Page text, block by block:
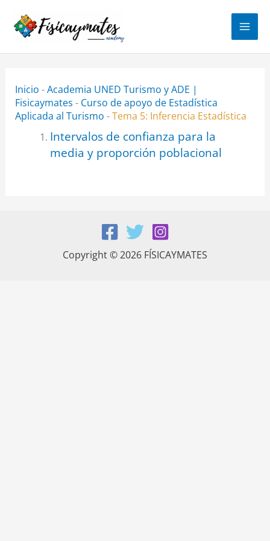
contenido
Inicio -Academia UNED Turismo y ADE |
Fisicaymates - Curso de apoyo de Estadística
Aplicada al Turismo -Tema 5: Inferencia Estadística
Intervalos de confianza para la
media y proporción poblacional
Copyright © 2026 FÍSICAYMATES